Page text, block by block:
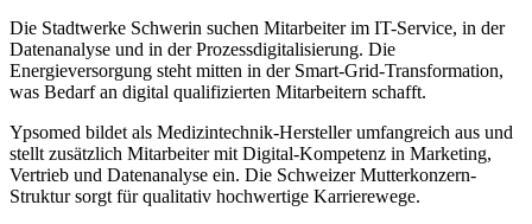
Die Stadtwerke Schwerin suchen Mitarbeiter im IT-Service, in der
Datenanalyse und in der Prozessdigitalisierung. Die
Energieversorgung steht mitten in der Smart-Grid-Transformation,
was Bedarf an digital qualifizierten Mitarbeitern schafft.
Ypsomed bildet als Medizintechnik-Hersteller umfangreich aus und
stellt zusätzlich Mitarbeiter mit Digital-Kompetenz in Marketing,
Vertrieb und Datenanalyse ein. Die Schweizer Mutterkonzern-
Struktur sorgt für qualitativ hochwertige Karrierewege.